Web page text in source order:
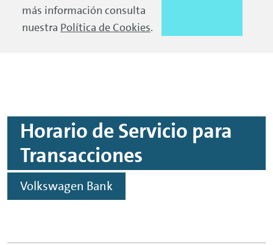
más información consulta
nuestra Política de Cookies.
Horario de Servicio para
Transacciones
Volkswagen Bank